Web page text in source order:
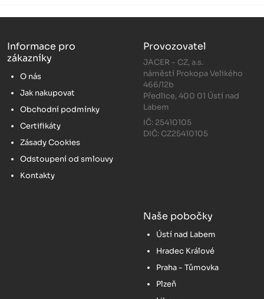
Informace pro
zákazníky
O nás
Jak nakupovat
Obchodní podmínky
Certifikáty
Zásady Cookies
Odstoupení od smlouvy
Kontakty
Provozovatel
JACER - CZ, a.s.
náměstí Prokopa Velikého
466/12b
Předlice, 400 01 Ústí nad
Labem
IČ: 25410105
DIČ: CZ25410105
Naše pobočky
Ústí nad Labem
Hradec Králové
Praha - Tůmovka
Plzeň